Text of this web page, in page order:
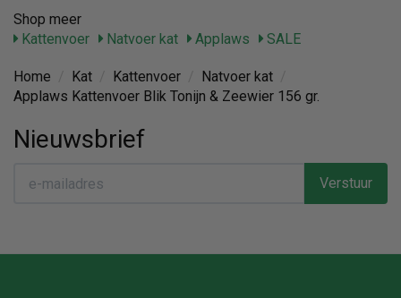
Shop meer
Kattenvoer
Natvoer kat Applaws SALE
Home Kat Kattenvoer Natvoer kat
Applaws Kattenvoer Blik Tonijn & Zeewier 156 gr.
Nieuwsbrief
Verstuur